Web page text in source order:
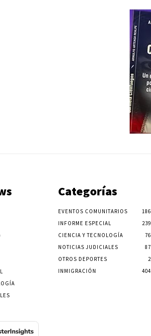
Categorías
EVENTOS COMUNITARIOS
186
INFORME ESPECIAL
239
CIENCIA Y TECNOLOGÍA
76
NOTICIAS JUDICIALES
87
OTROS DEPORTES
2
INMIGRACIÓN
404